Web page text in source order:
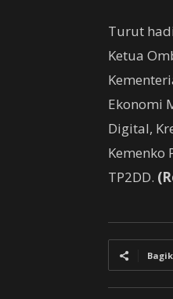
Turut
Ketua
Ekonomi
Digital,
Kemenko
TP2DD.